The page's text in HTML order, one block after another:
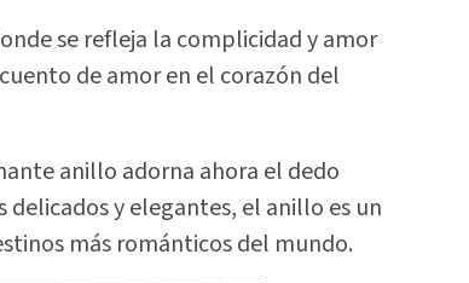
se refleja la complicidad y amor
de amor en el corazón del
anillo adorna ahora el dedo
delicados y elegantes, el anillo es un
más románticos del mundo.